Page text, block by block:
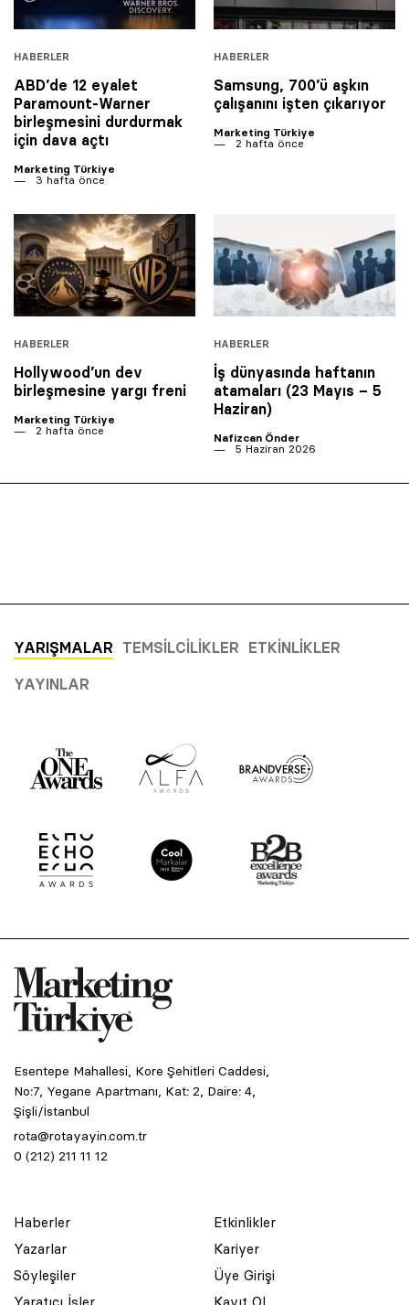
HABERLER
ABD’de 12 eyalet
Paramount-Warner
birleşmesini durdurmak
için dava açtı
Marketing Türkiye
3 hafta önce
HABERLER
Samsung, 700’ü aşkın
çalışanını işten çıkarıyor
Marketing Türkiye
2 hafta önce
HABERLER
Hollywood’un dev
birleşmesine yargı freni
Marketing Türkiye
2 hafta önce
HABERLER
İş dünyasında haftanın
atamaları (23 Mayıs – 5
Haziran)
Nafizcan Önder
5 Haziran 2026
YARIŞMALAR TEMSILCILIKLER ETKINLIKLER
YAYINLAR
Esentepe Mahallesi, Kore Şehitleri Caddesi,
No:7, Yegane Apartmanı, Kat: 2, Daire: 4,
Şişli/İstanbul
rota@rotayayin.com.tr
0 (212) 211 11 12
Haberler
Yazarlar
Söyleşiler
Etkinlikler
Kariyer
Üye Girişi